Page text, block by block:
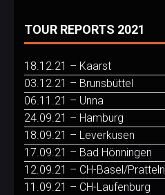
TOUR REPORTS 2021
18.12.21 – Kaarst
03.12.21 – Brunsbüttel
06.11.21 – Unna
24.09.21 – Hamburg
18.09.21 – Leverkusen
17.09.21 – Bad Hönningen
12.09.21 – CH-Basel/Pratteln
11.09.21 – CH-Laufenburg